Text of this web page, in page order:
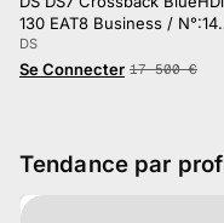
130 EAT8 Business /
DS
Se Connecter 17 500 €
Tendance par